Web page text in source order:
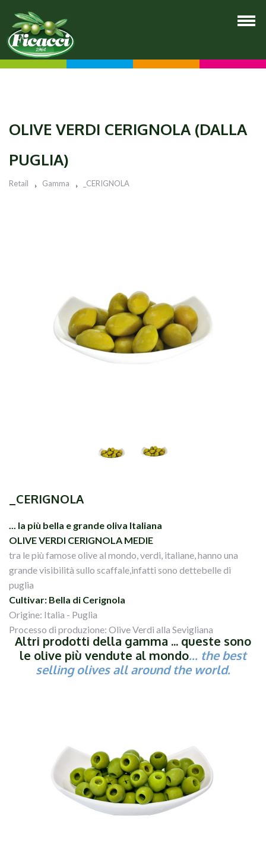
OLIVE VERDI CERIGNOLA (DALLA
PUGLIA)
Retail Gamma _CERIGNOLA
_CERIGNOLA
... la più bella e grande oliva Italiana
OLIVE VERDI CERIGNOLA MEDIE
tra le più famose olive al mondo, verdi, italiane, hanno una
grande visibilità sullo scaffale,infatti sono dettebelle di
puglia
Cultivar: Bella di Cerignola
Origine: Italia - Puglia
Processo di produzione: Olive Verdi alla Sevigliana
Altri prodotti della gamma ... queste sono
le olive più vendute al mondo... the best
selling olives all around the world.